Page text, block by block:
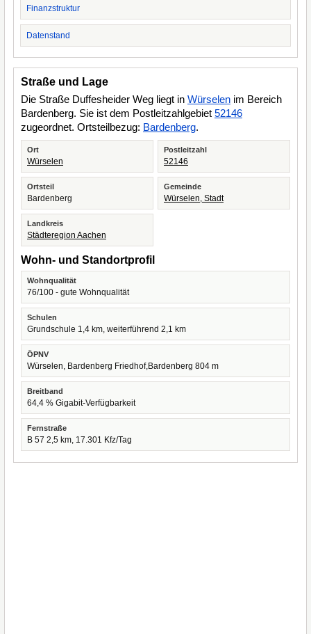
Finanzstruktur
Datenstand
Straße und Lage
Die Straße Duffesheider Weg liegt in Würselen im Bereich
Bardenberg. Sie ist dem Postleitzahlgebiet 52146
zugeordnet. Ortsteilbezug: Bardenberg.
Ort
Würselen
Postleitzahl
52146
Ortsteil
Bardenberg
Gemeinde
Würselen, Stadt
Landkreis
Städteregion Aachen
Wohn- und Standortprofil
Wohnqualität
76/100 - gute Wohnqualität
Schulen
Grundschule 1,4 km, weiterführend 2,1 km
ÖPNV
Würselen, Bardenberg Friedhof,Bardenberg 804 m
Breitband
64,4 % Gigabit-Verfügbarkeit
Fernstraße
B 57 2,5 km, 17.301 Kfz/Tag